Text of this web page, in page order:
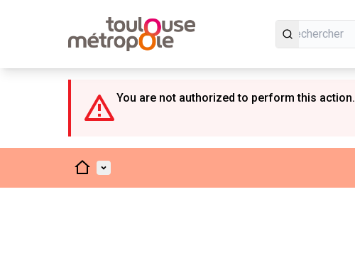
You are not authorized to perform this action.
AccueilMenu principal